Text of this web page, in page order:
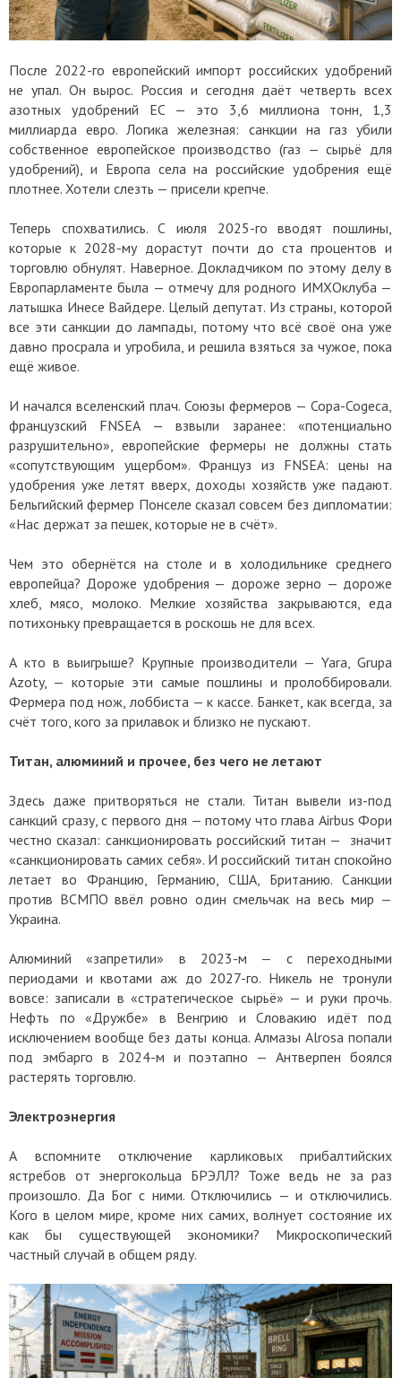
После 2022-го европейский импорт российских удобрений
не упал. Он вырос. Россия и сегодня даёт четверть всех
азотных удобрений ЕС — это 3,6 миллиона тонн, 1,3
миллиарда евро. Логика железная: санкции на газ убили
собственное европейское производство (газ — сырьё для
удобрений), и Европа села на российские удобрения ещё
плотнее. Хотели слезть — присели крепче.
Теперь спохватились. С июля 2025-го вводят пошлины,
которые к 2028-му дорастут почти до ста процентов и
торговлю обнулят. Наверное. Докладчиком по этому делу в
Европарламенте была — отмечу для родного ИМХОклуба —
латышка Инесе Вайдере. Целый депутат. Из страны, которой
все эти санкции до лампады, потому что всё своё она уже
давно просрала и угробила, и решила взяться за чужое, пока
ещё живое.
И начался вселенский плач. Союзы фермеров — Copa-Cogeca,
французский FNSEA — взвыли заранее: «потенциально
разрушительно», европейские фермеры не должны стать
«сопутствующим ущербом». Француз из FNSEA: цены на
удобрения уже летят вверх, доходы хозяйств уже падают.
Бельгийский фермер Понселе сказал совсем без дипломатии:
«Нас держат за пешек, которые не в счёт».
Чем это обернётся на столе и в холодильнике среднего
европейца? Дороже удобрения — дороже зерно — дороже
хлеб, мясо, молоко. Мелкие хозяйства закрываются, еда
потихоньку превращается в роскошь не для всех.
А кто в выигрыше? Крупные производители — Yara, Grupa
Azoty, — которые эти самые пошлины и пролоббировали.
Фермера под нож, лоббиста — к кассе. Банкет, как всегда, за
счёт того, кого за прилавок и близко не пускают.
Титан, алюминий и прочее, без чего не летают
Здесь даже притворяться не стали. Титан вывели из-под
санкций сразу, с первого дня — потому что глава Airbus Фори
честно сказал: санкционировать российский титан — значит
«санкционировать самих себя». И российский титан спокойно
летает во Францию, Германию, США, Британию. Санкции
против ВСМПО ввёл ровно один смельчак на весь мир —
Украина.
Алюминий «запретили» в 2023-м — с переходными
периодами и квотами аж до 2027-го. Никель не тронули
вовсе: записали в «стратегическое сырьё» — и руки прочь.
Нефть по «Дружбе» в Венгрию и Словакию идёт под
исключением вообще без даты конца. Алмазы Alrosa попали
под эмбарго в 2024-м и поэтапно — Антверпен боялся
растерять торговлю.
Электроэнергия
А вспомните отключение карликовых прибалтийских
ястребов от энергокольца БРЭЛЛ? Тоже ведь не за раз
произошло. Да Бог с ними. Отключились — и отключились.
Кого в целом мире, кроме них самих, волнует состояние их
как бы существующей экономики? Микроскопический
частный случай в общем ряду.